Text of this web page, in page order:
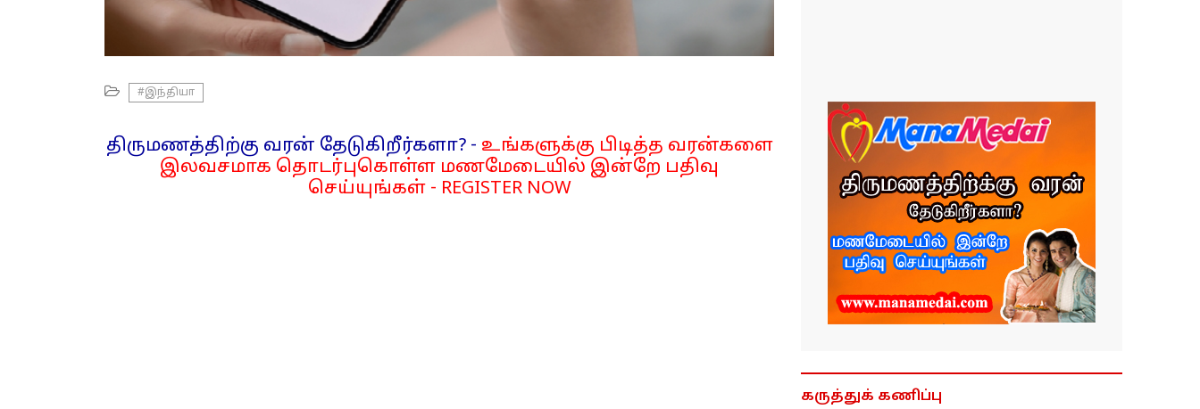
#இந்தியா
திருமணத்திற்கு வரன் தேடுகிறீர்களா? - உங்களுக்கு பிடித்த வரன்களை
இலவசமாக தொடர்புகொள்ள மணமேடையில் இன்றே பதிவு
செய்யுங்கள் - REGISTER NOW
கருத்துக் கணிப்பு